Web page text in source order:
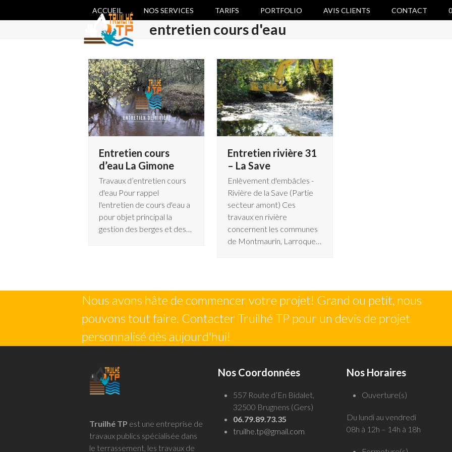
ACCUEIL NOS SERVICES TARIFS PORTFOLIO AVIS CLIENTS CONTACT
entretien cours d'eau
Entretien cours
d’eau La Gimone
Travaux d’entretien cours
d'eau Pour rappel
l'entretien de cours d'eau a
pour objet principal la
gestion des berges et des…
Entretien rivière 31
– La Save
Enlèvement d'embâcles -
Rivière de la Save (Partie
secteur amont) Ces
travaux en rivière
concernent les communes
de Montmaurin, Larroque…
Nous avons hâte de commencer votre projet! Grand ou petit, nous
pouvons tout faire. Contacter Truilhé TP pour un devis de projet
personnalisé dès aujourd'hui!
Truilhé TP est une entreprise de
travaux publics spécialisée dans
le terrassement, les travaux de
Nos Coordonnées
557 Route d’En Bidalet,
32500 Brugnens (Gers)
06.79.89.73.35
truilhe.tp@gmail.com
Nos Horaires
Ouverture(s)
Du lundi au vendredi
08h à 12h – 14h à 18h